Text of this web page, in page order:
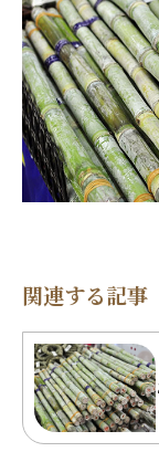
関連する記事